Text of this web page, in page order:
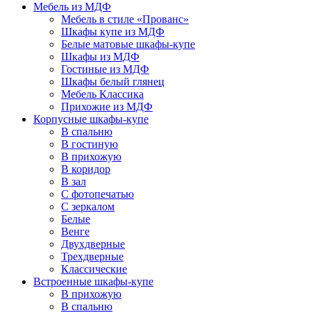
Мебель из МДФ
Мебель в стиле «Прованс»
Шкафы купе из МДФ
Белые матовые шкафы-купе
Шкафы из МДФ
Гостиные из МДФ
Шкафы белый глянец
Мебель Классика
Прихожие из МДФ
Корпусные шкафы-купе
В спальню
В гостиную
В прихожую
В коридор
В зал
С фотопечатью
С зеркалом
Белые
Венге
Двухдверные
Трехдверные
Классические
Встроенные шкафы-купе
В прихожую
В спальню